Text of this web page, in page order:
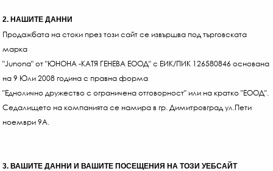
2. НАШИТЕ ДАННИ
Продажбата на стоки през този сайт се извършва под търговската
марка
"Junona" от "ЮНОНА -КАТЯ ГЕНЕВА ЕООД" с ЕИК/ПИК 126580846 основана
на 9 Юли 2008 година с правна форма
"Еднолично дружество с ограничена отговорност" или на кратко "ЕООД".
Седалището на компанията се намира в гр. Димитровград ул.Пети
ноември 9А.
3. ВАШИТЕ ДАННИ И ВАШИТЕ ПОСЕЩЕНИЯ НА ТОЗИ УЕБСАЙТ